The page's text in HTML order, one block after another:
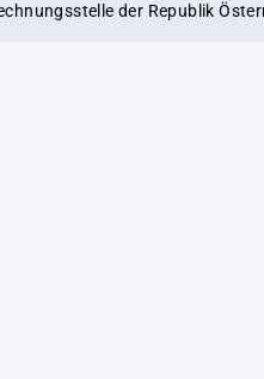
der Republik